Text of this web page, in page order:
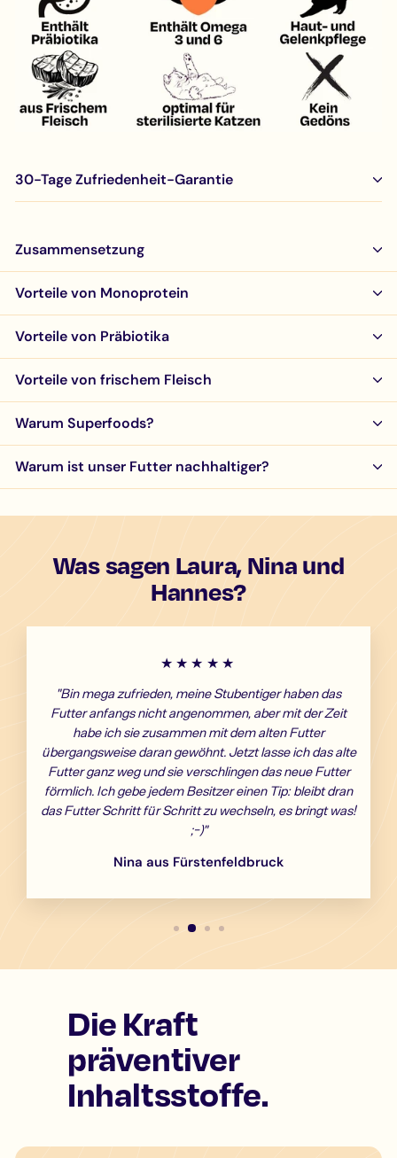
30-Tage Zufriedenheit-Garantie
Zusammensetzung
Vorteile von Monoprotein
Vorteile von Präbiotika
Vorteile von frischem Fleisch
Warum Superfoods?
Warum ist unser Futter nachhaltiger?
Was sagen Laura, Nina und
Hannes?
★★★★★
"Bin mega zufrieden, meine Stubentiger haben das
Futter anfangs nicht angenommen, aber mit der Zeit
habe ich sie zusammen mit dem alten Futter
übergangsweise daran gewöhnt. Jetzt lasse ich das alte
Futter ganz weg und sie verschlingen das neue Futter
förmlich. Ich gebe jedem Besitzer einen Tip: bleibt dran
das Futter Schritt für Schritt zu wechseln, es bringt was!
;-)"
Nina aus Fürstenfeldbruck
Die Kraft
präventiver
Inhaltsstoffe.